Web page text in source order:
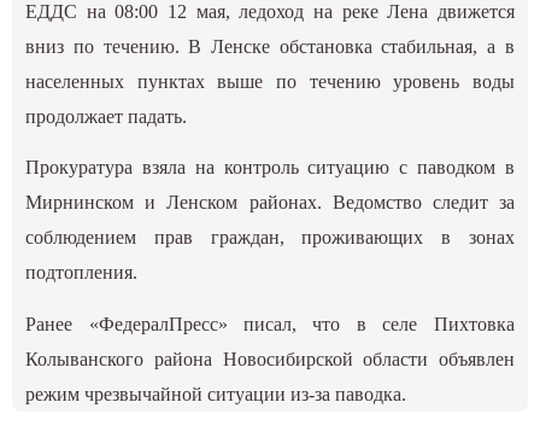
ЕДДС на 08:00 12 мая, ледоход на реке Лена движется
вниз по течению. В Ленске обстановка стабильная, а в
населенных пунктах выше по течению уровень воды
продолжает падать.
Прокуратура взяла на контроль ситуацию с паводком в
Мирнинском и Ленском районах. Ведомство следит за
соблюдением прав граждан, проживающих в зонах
подтопления.
Ранее «ФедералПресс» писал, что в селе Пихтовка
Колыванского района Новосибирской области объявлен
режим чрезвычайной ситуации из-за паводка.